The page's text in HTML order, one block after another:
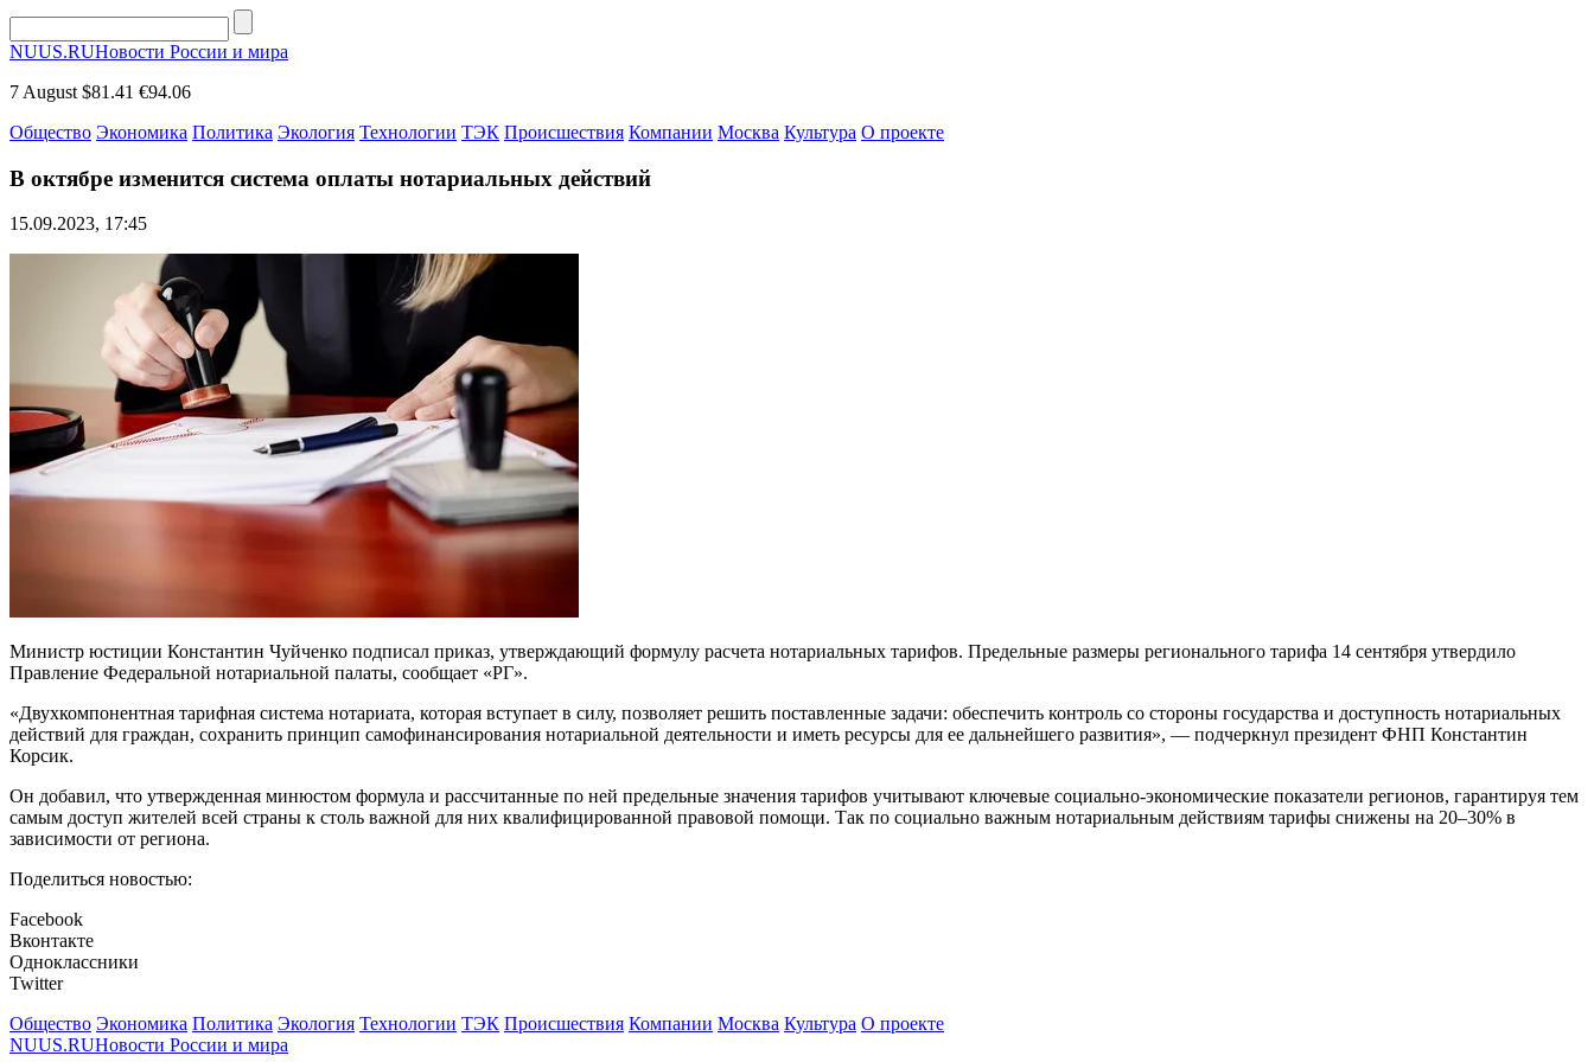
NUUS.RUНовости России и мира
7 August $81.41 €94.06
Общество Экономика Политика Экология Технологии ТЭК Происшествия Компании Москва Культура О проекте
В октябре изменится система оплаты нотариальных действий
15.09.2023, 17:45
Министр юстиции Константин Чуйченко подписал приказ, утверждающий формулу расчета нотариальных тарифов. Предельные размеры регионального тарифа 14 сентября утвердило
Правление Федеральной нотариальной палаты, сообщает «РГ».
«Двухкомпонентная тарифная система нотариата, которая вступает в силу, позволяет решить поставленные задачи: обеспечить контроль со стороны государства и доступность нотариальных
действий для граждан, сохранить принцип самофинансирования нотариальной деятельности и иметь ресурсы для ее дальнейшего развития», — подчеркнул президент ФНП Константин
Корсик.
Он добавил, что утвержденная минюстом формула и рассчитанные по ней предельные значения тарифов учитывают ключевые социально-экономические показатели регионов, гарантируя тем
самым доступ жителей всей страны к столь важной для них квалифицированной правовой помощи. Так по социально важным нотариальным действиям тарифы снижены на 20–30% в
зависимости от региона.
Поделиться новостью:
Facebook
Вконтакте
Одноклассники
Twitter
Общество Экономика Политика Экология Технологии ТЭК Происшествия Компании Москва Культура О проекте
NUUS.RUНовости России и мира